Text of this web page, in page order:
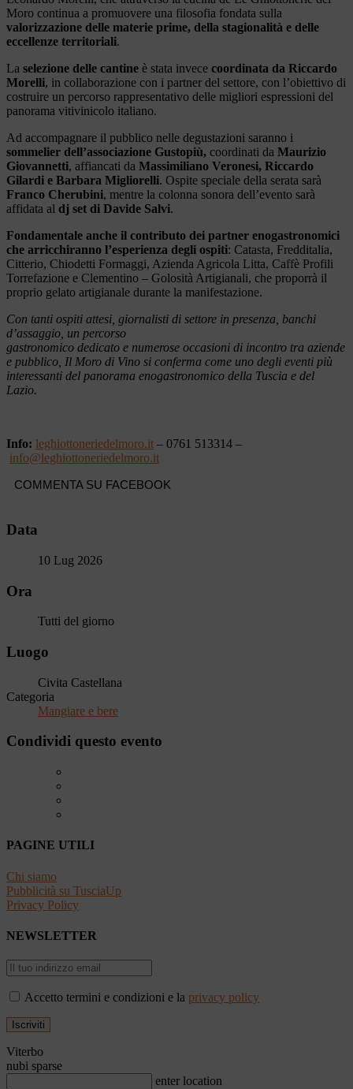
Moro continua a promuovere una filosofia fondata sulla
valorizzazione delle materie prime, della stagionalità e delle
eccellenze territoriali.
La selezione delle cantine è stata invece coordinata da Riccardo
Morelli, in collaborazione con i partner del settore, con l’obiettivo di
costruire un percorso rappresentativo delle migliori espressioni del
panorama vitivinicolo italiano.
Ad accompagnare il pubblico nelle degustazioni saranno i
sommelier dell’associazione Gustopiù, coordinati da Maurizio
Giovannetti, affiancati da Massimiliano Veronesi, Riccardo
Gilardi e Barbara Migliorelli. Ospite speciale della serata sarà
Franco Cherubini, mentre la colonna sonora dell’evento sarà
affidata al dj set di Davide Salvi.
Fondamentale anche il contributo dei partner enogastronomici
che arricchiranno l’esperienza degli ospiti: Catasta, Fredditalia,
Citterio, Chiodetti Formaggi, Azienda Agricola Litta, Caffè Profili
Torrefazione e Clementino – Golosità Artigianali, che proporrà il
proprio gelato artigianale durante la manifestazione.
Con tanti ospiti attesi, giornalisti di settore in presenza, banchi
d’assaggio, un percorso
gastronomico dedicato e numerose occasioni di incontro tra aziende
e pubblico, Il Moro di Vino si conferma come uno degli eventi più
interessanti del panorama enogastronomico della Tuscia e del
Lazio.
Info: leghiottoneriedelmoro.it – 0761 513314 –
info@leghiottoneriedelmoro.it
COMMENTA SU FACEBOOK
Data
10 Lug 2026
Ora
Tutti del giorno
Luogo
Civita Castellana
Categoria
Mangiare e bere
Condividi questo evento
PAGINE UTILI
Chi siamo
Pubblicità su TusciaUp
Privacy Policy
NEWSLETTER
Accetto termini e condizioni e la privacy policy
Viterbo
nubi sparse
enter location